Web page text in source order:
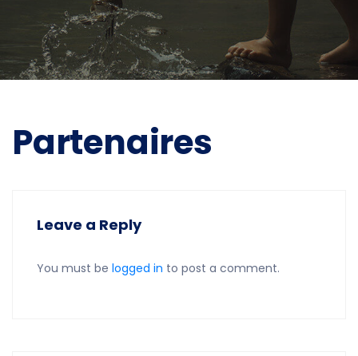
Partenaires
Leave a Reply
You must be logged in to post a comment.